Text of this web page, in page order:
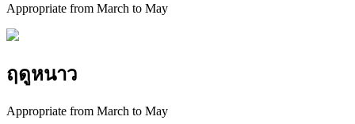
Appropriate from March to May
ฤดูหนาว
Appropriate from March to May